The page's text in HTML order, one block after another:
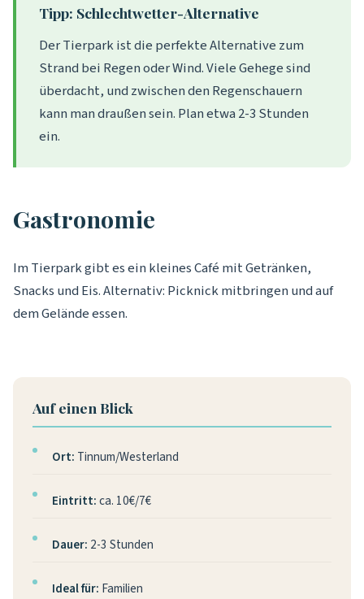
Tipp: Schlechtwetter-Alternative
Der Tierpark ist die perfekte Alternative zum
Strand bei Regen oder Wind. Viele Gehege sind
überdacht, und zwischen den Regenschauern
kann man draußen sein. Plan etwa 2-3 Stunden
ein.
Gastronomie
Im Tierpark gibt es ein kleines Café mit Getränken,
Snacks und Eis. Alternativ: Picknick mitbringen und auf
dem Gelände essen.
Auf einen Blick
Ort: Tinnum/Westerland
Eintritt:ca. 10€/7€
Dauer: 2-3 Stunden
Ideal für: Familien